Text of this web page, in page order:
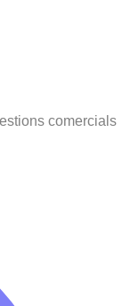
comercials